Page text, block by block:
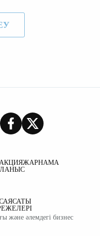
ЖАРНАМА
және әлемдегі бизнес